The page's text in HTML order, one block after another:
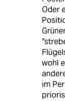
Oder
wohl
im